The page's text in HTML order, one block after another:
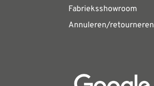
Fabrieksshowroom
Annuleren/retourneren